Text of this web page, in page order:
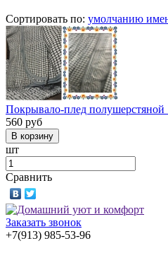
Сортировать по: умолчанию
Покрывало-плед полушерстяной
560 руб
шт
Сравнить
Заказать звонок
+7(913) 985-53-96